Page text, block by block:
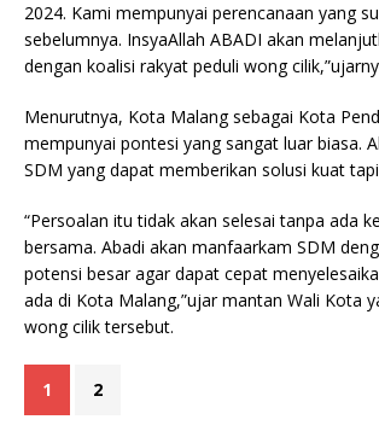
2024. Kami mempunyai perencanaan yang
sebelumnya. InsyaAllah ABADI akan
dengan koalisi rakyat peduli wong
Menurutnya, Kota Malang sebagai Kota
mempunyai pontesi yang sangat luar biasa.
SDM yang dapat memberikan solusi kuat
“Persoalan itu tidak akan selesai tanpa ada
bersama. Abadi akan manfaarkam SDM
potensi besar agar dapat cepat
ada di Kota Malang,”ujar mantan Wali Kota
wong cilik tersebut.
1 2